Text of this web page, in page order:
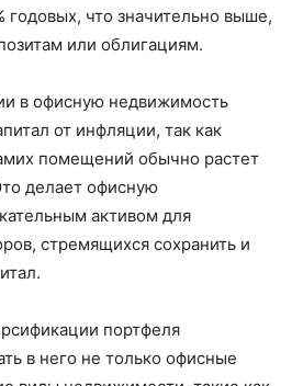
годовых, что значительно выше,
или облигациям.
в офисную недвижимость
от инфляции, так как
помещений обычно растет
делает офисную
активом для
стремящихся сохранить и
портфеля
в него не только офисные